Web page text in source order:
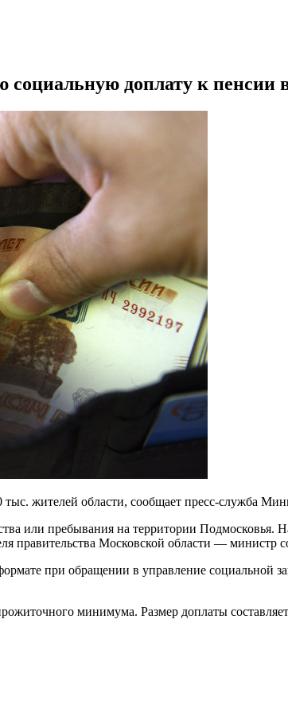
доплату к пенсии
жителей области, сообщает пресс-служба
или пребывания на территории
правительства Московской области —
при обращении в управление социальной
минимума. Размер доплаты